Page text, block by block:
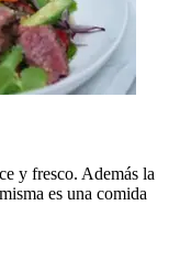
y fresco. Además la
es una comida